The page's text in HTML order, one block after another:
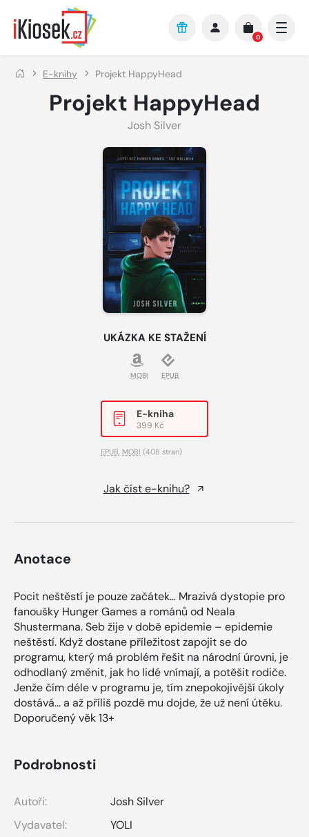
Přejít na hlavní obsah
0
E-knihy Projekt HappyHead
Projekt HappyHead
Josh Silver
UKÁZKA KE STAŽENÍ
MOBI EPUB
E-kniha
399 Kč
EPUB, MOBI (408 stran)
Jak číst e-knihu?
Anotace
Pocit neštěstí je pouze začátek… Mrazivá dystopie pro
fanoušky Hunger Games a románů od Neala
Shustermana. Seb žije v době epidemie – epidemie
neštěstí. Když dostane příležitost zapojit se do
programu, který má problém řešit na národní úrovni, je
odhodlaný změnit, jak ho lidé vnímají, a potěšit rodiče.
Jenže čím déle v programu je, tím znepokojivější úkoly
dostává... a až příliš pozdě mu dojde, že už není útěku.
Doporučený věk 13+
Podrobnosti
Autoři:
Josh Silver
Vydavatel:
YOLI